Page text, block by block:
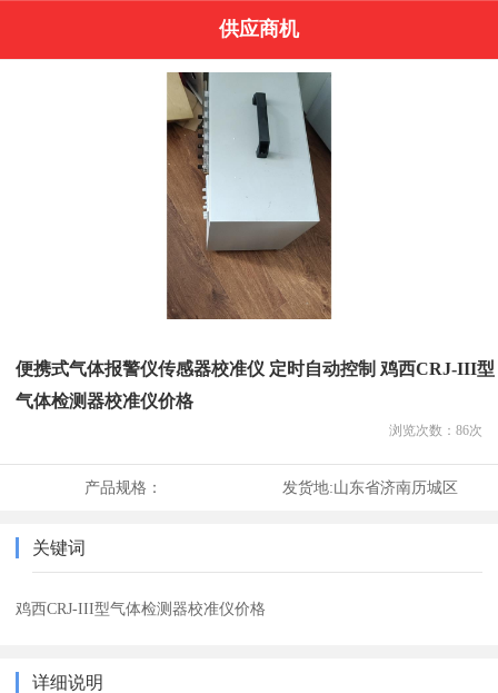
供应商机
便携式气体报警仪传感器校准仪 定时自动控制 鸡西CRJ-III型
气体检测器校准仪价格
浏览次数： 86次
产品规格： 发货地:山东省济南历城区
关键词
鸡西CRJ-III型气体检测器校准仪价格
详细说明